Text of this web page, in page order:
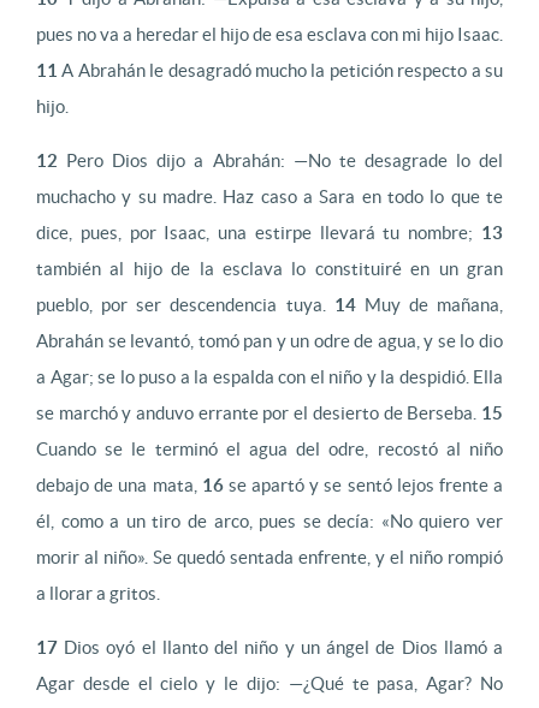
pues no va a heredar el hijo de esa esclava con mi hijo Isaac.
11 A Abrahán le desagradó mucho la petición respecto a su
hijo.
12 Pero Dios dijo a Abrahán: —No te desagrade lo del
muchacho y su madre. Haz caso a Sara en todo lo que te
dice, pues, por Isaac, una estirpe llevará tu nombre; 13
también al hijo de la esclava lo constituiré en un gran
pueblo, por ser descendencia tuya. 14Muy de mañana,
Abrahán se levantó, tomó pan y un odre de agua, y se lo dio
a Agar; se lo puso a la espalda con el niño y la despidió. Ella
se marchó y anduvo errante por el desierto de Berseba. 15
Cuando se le terminó el agua del odre, recostó al niño
debajo de una mata, 16se apartó y se sentó lejos frente a
él, como a un tiro de arco, pues se decía: «No quiero ver
morir al niño». Se quedó sentada enfrente, y el niño rompió
a llorar a gritos.
17 Dios oyó el llanto del niño y un ángel de Dios llamó a
Agar desde el cielo y le dijo: —¿Qué te pasa, Agar? No